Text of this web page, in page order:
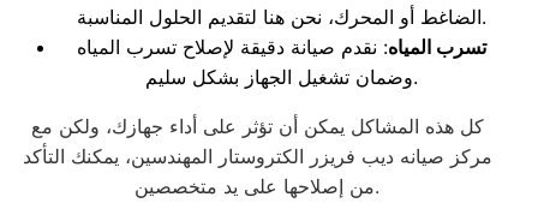
الضاغط أو المحرك، نحن هنا لتقديم الحلول المناسبة.
تسرب المياه: نقدم صيانة دقيقة لإصلاح تسرب المياه
وضمان تشغيل الجهاز بشكل سليم.
كل هذه المشاكل يمكن أن تؤثر على أداء جهازك، ولكن مع
مركز صيانه ديب فريزر الكتروستار المهندسين، يمكنك التأكد
من إصلاحها على يد متخصصين.